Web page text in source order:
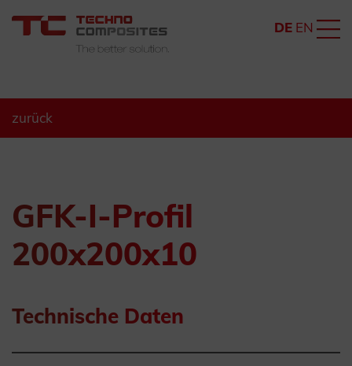
DE EN
zurück
GFK-I-Profil
200x200x10
Technische Daten